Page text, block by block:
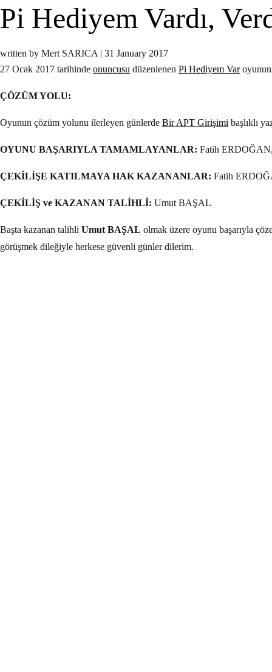
Pi Hediyem Vardı,
written by Mert SARICA | 31 January 2017
27 Ocak 2017 tarihinde onuncusu düzenlenen Pi Hediyem Var
ÇÖZÜM YOLU:
Oyunun çözüm yolunu ilerleyen günlerde Bir APT Girişimi başlıklı
OYUNU BAŞARIYLA TAMAMLAYANLAR: Fatih
ÇEKİLİŞE KATILMAYA HAK KAZANANLAR: Fatih
ÇEKİLİŞ ve KAZANAN TALİHLİ: Umut BAŞAL
Başta kazanan talihli Umut BAŞAL olmak üzere oyunu başarıyla
görüşmek dileğiyle herkese güvenli günler dilerim.